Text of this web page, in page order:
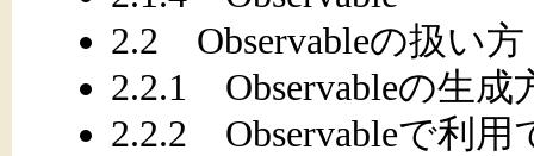
2.2 Observableの扱い方
2.2.1 Observableの生成
2.2.2 Observableで利